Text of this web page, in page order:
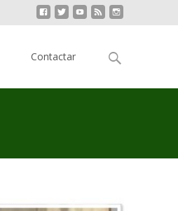
Contactar Buscar: